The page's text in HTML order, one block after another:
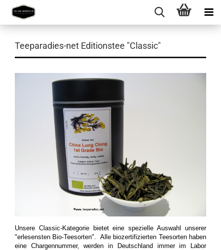
Teeparadies-net Editionstee "Classic"
Unsere Classic-Kategorie bietet eine spezielle Auswahl unserer
"erlesensten Bio-Teesorten". Alle biozertifizierten Teesorten haben
eine Chargennummer, werden in Deutschland immer im Labor